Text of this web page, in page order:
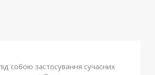
собою застосування сучасних